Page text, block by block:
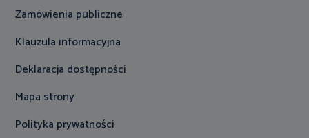
Zamówienia publiczne
Klauzula informacyjna
Deklaracja dostępności
Mapa strony
Polityka prywatności